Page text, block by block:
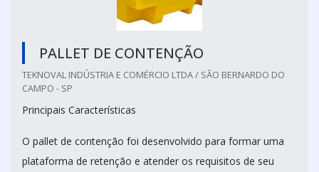
PALLET DE CONTENÇÃO
TEKNOVAL INDÚSTRIA E COMÉRCIO LTDA / SÃO BERNARDO DO
CAMPO - SP
Principais Características
O pallet de contenção foi desenvolvido para formar uma
plataforma de retenção e atender os requisitos de seu